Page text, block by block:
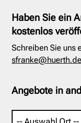
Haben Sie ein
kostenlos
Schreiben Sie uns
sfranke@huerth.de
Angebote in